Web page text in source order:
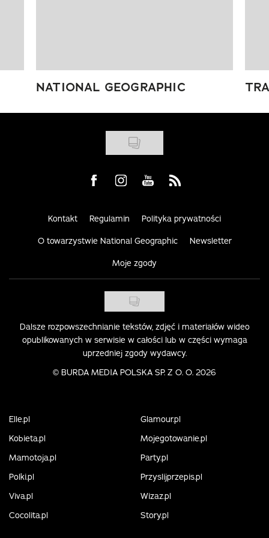
NATIONAL GEOGRAPHIC
Visit us on Facebook
Visit us on Instagram
Visit us on Youtube
Visit us on Rss
Kontakt Regulamin Polityka prywatności
O towarzystwie National Geographic Newsletter
Moje zgody
Dalsze rozpowszechnianie tekstów, zdjęć i materiałów wideo
opublikowanych w serwisie w całości lub w części wymaga
uprzedniej zgody wydawcy.
© BURDA MEDIA POLSKA SP. Z O. O. 2026
Elle.pl
Glamour.pl
Kobieta.pl
Mojegotowanie.pl
Mamotoja.pl
Party.pl
Polki.pl
Przyslijprzepis.pl
Viva.pl
Wizaz.pl
Cocolita.pl
Story.pl